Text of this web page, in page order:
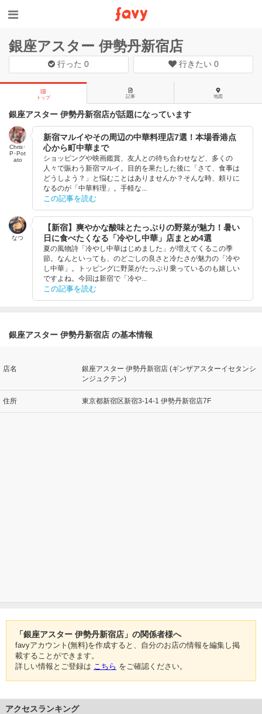
銀座アスター 伊勢丹新宿店
行った0 行きたい 0
トップ 記事 地図
銀座アスター 伊勢丹新宿店が話題になっています
Chris･
P･Pot
ato
新宿マルイやその周辺の中華料理店7選！本場香港点
心から町中華まで
ショッピングや映画鑑賞、友人との待ち合わせなど、多くの
人々で賑わう新宿マルイ。目的を果たした後に「さて、食事は
どうしよう？」と悩むことはありませんか？そんな時、頼りに
なるのが「中華料理」。手軽な...
この記事を読む
なつ
【新宿】爽やかな酸味とたっぷりの野菜が魅力！暑い
日に食べたくなる「冷やし中華」店まとめ4選
夏の風物詩「冷やし中華はじめました」が増えてくるこの季
節。なんといっても、のどごしの良さと冷たさが魅力の「冷や
し中華」。トッピングに野菜がたっぷり乗っているのも嬉しい
ですよね。今回は新宿で「冷や...
この記事を読む
銀座アスター 伊勢丹新宿店 の基本情報
店名
銀座アスター 伊勢丹新宿店 (ギンザアスターイセタンシ
ンジュクテン)
住所 東京都新宿区新宿3-14-1 伊勢丹新宿店7F
「銀座アスター 伊勢丹新宿店」の関係者様へ
favyアカウント(無料)を作成すると、自分のお店の情報を編集し掲
載することができます。
詳しい情報とご登録は こちら をご確認ください。
アクセスランキング